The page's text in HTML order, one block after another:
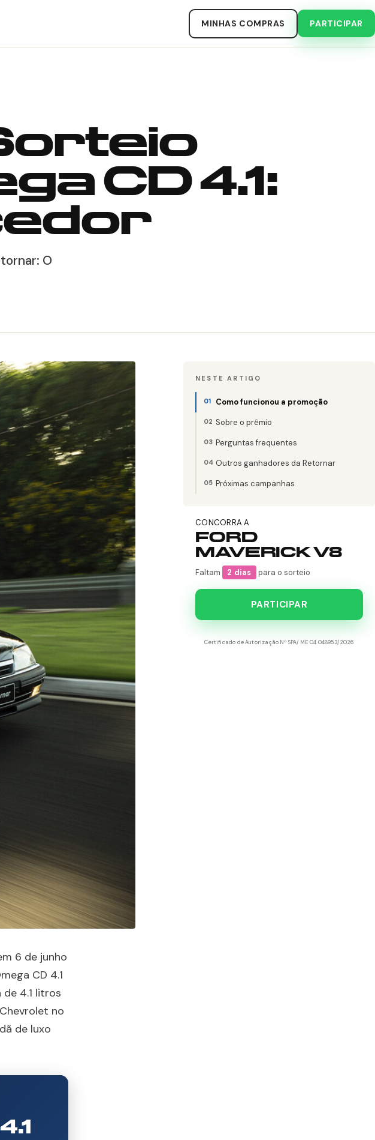
MINHAS COMPRAS PARTICIPAR
CD 4.1:
O
6 de junho
CD 4.1
4.1 litros
no
de luxo
NESTE ARTIGO
Como funcionou a promoção
Sobre o prêmio
Perguntas frequentes
Outros ganhadores da Retornar
Próximas campanhas
CONCORRA A
FORD
MAVERICK V8
Faltam 2 dias para o sorteio
PARTICIPAR
Certificado de Autorização Nº SPA/ME 04.048953/2026